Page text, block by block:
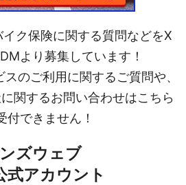
ク保険に関する質問などをX
より募集しています！
のご利用に関するご質問や、
関するお問い合わせはこちら
付できません！
ズウェブ
式アカウント